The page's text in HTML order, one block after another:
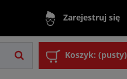
Zarejestruj się
Koszyk: (pusty)